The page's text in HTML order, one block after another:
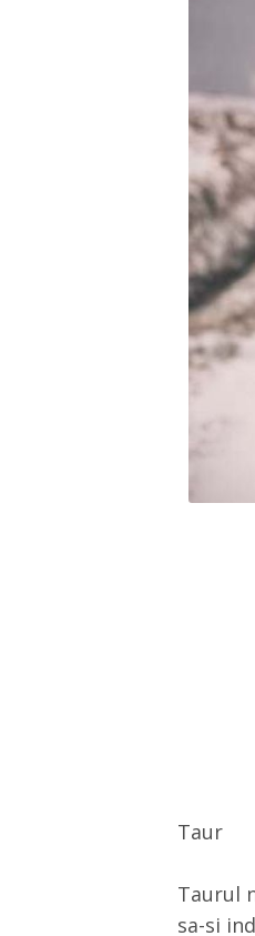
Taur
Taurul
sa-si